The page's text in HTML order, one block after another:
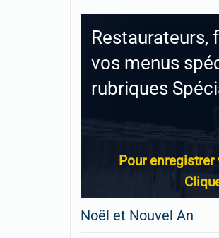
Restaurateurs,
vos menus
rubriques
Pour
Noël et Nouvel An